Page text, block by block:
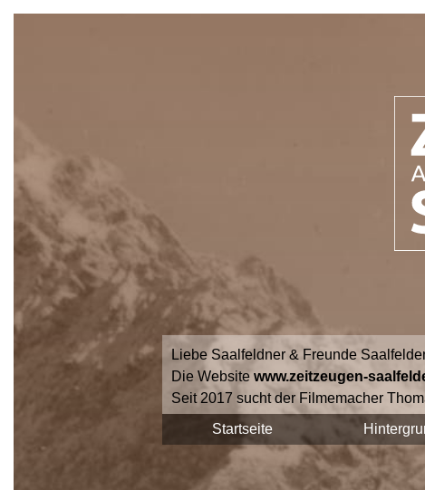
Liebe Saalfeldner & Freunde
Die Websitewww.zeitzeugen-
Seit 2017 sucht der Filmemacher
Stadtgemeinde Saalfelden
Diese Interviews werden Stück für
durchsuchbar.
Startseite